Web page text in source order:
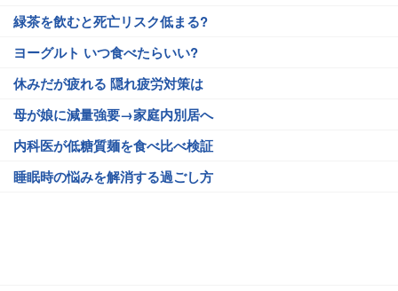
緑茶を飲むと死亡リスク低まる?
ヨーグルト いつ食べたらいい?
休みだが疲れる 隠れ疲労対策は
母が娘に減量強要→家庭内別居へ
内科医が低糖質麺を食べ比べ検証
睡眠時の悩みを解消する過ごし方